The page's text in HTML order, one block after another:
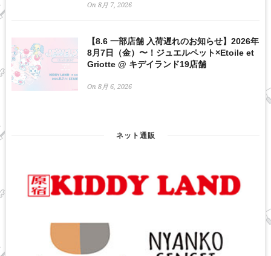
On 8月 7, 2026
【8.6 一部店舗 入荷遅れのお知らせ】2026年
8月7日（金）〜！ジュエルペット×Etoile et
Griotte @ キデイランド19店舗
On 8月 6, 2026
ネット通販